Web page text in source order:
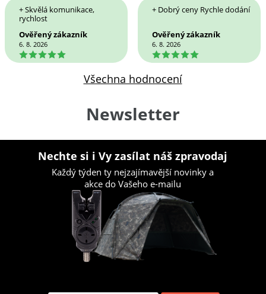
+ Skvělá komunikace,
rychlost
Ověřený zákazník
6. 8. 2026
5
+ Dobrý ceny Rychle dodání
Ověřený zákazník
6. 8. 2026
5
Všechna hodnocení
Newsletter
Nechte si i Vy zasílat náš zpravodaj
Každý týden ty nejzajímavější novinky a
akce do Vašeho e-mailu